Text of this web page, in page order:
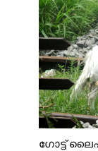
ഗോട്ട് ലൈഫ്